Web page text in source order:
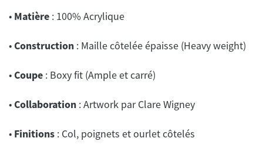
• Matière : 100% Acrylique
• Construction : Maille côtelée épaisse (Heavy weight)
• Coupe : Boxy fit (Ample et carré)
• Collaboration : Artwork par Clare Wigney
• Finitions : Col, poignets et ourlet côtelés